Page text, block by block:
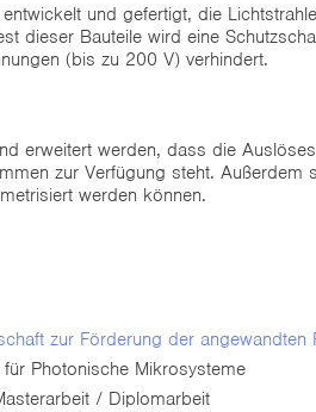
und gefertigt, die
dieser Bauteile wird eine
(bis zu 200 V) verhindert.
erweitert werden, dass die
zur Verfügung steht. Außerdem
werden können.
zur Förderung der angewandten
für Photonische Mikrosysteme
/ Diplomarbeit